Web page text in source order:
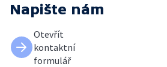
Napište nám
Otevřít
kontaktní
formulář